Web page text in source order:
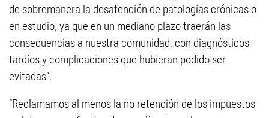
de sobremanera la desatención de patologías crónicas o
en estudio, ya que en un mediano plazo traerán las
consecuencias a nuestra comunidad, con diagnósticos
tardíos y complicaciones que hubieran podido ser
evitadas”.
“Reclamamos al menos la no retención de los impuestos